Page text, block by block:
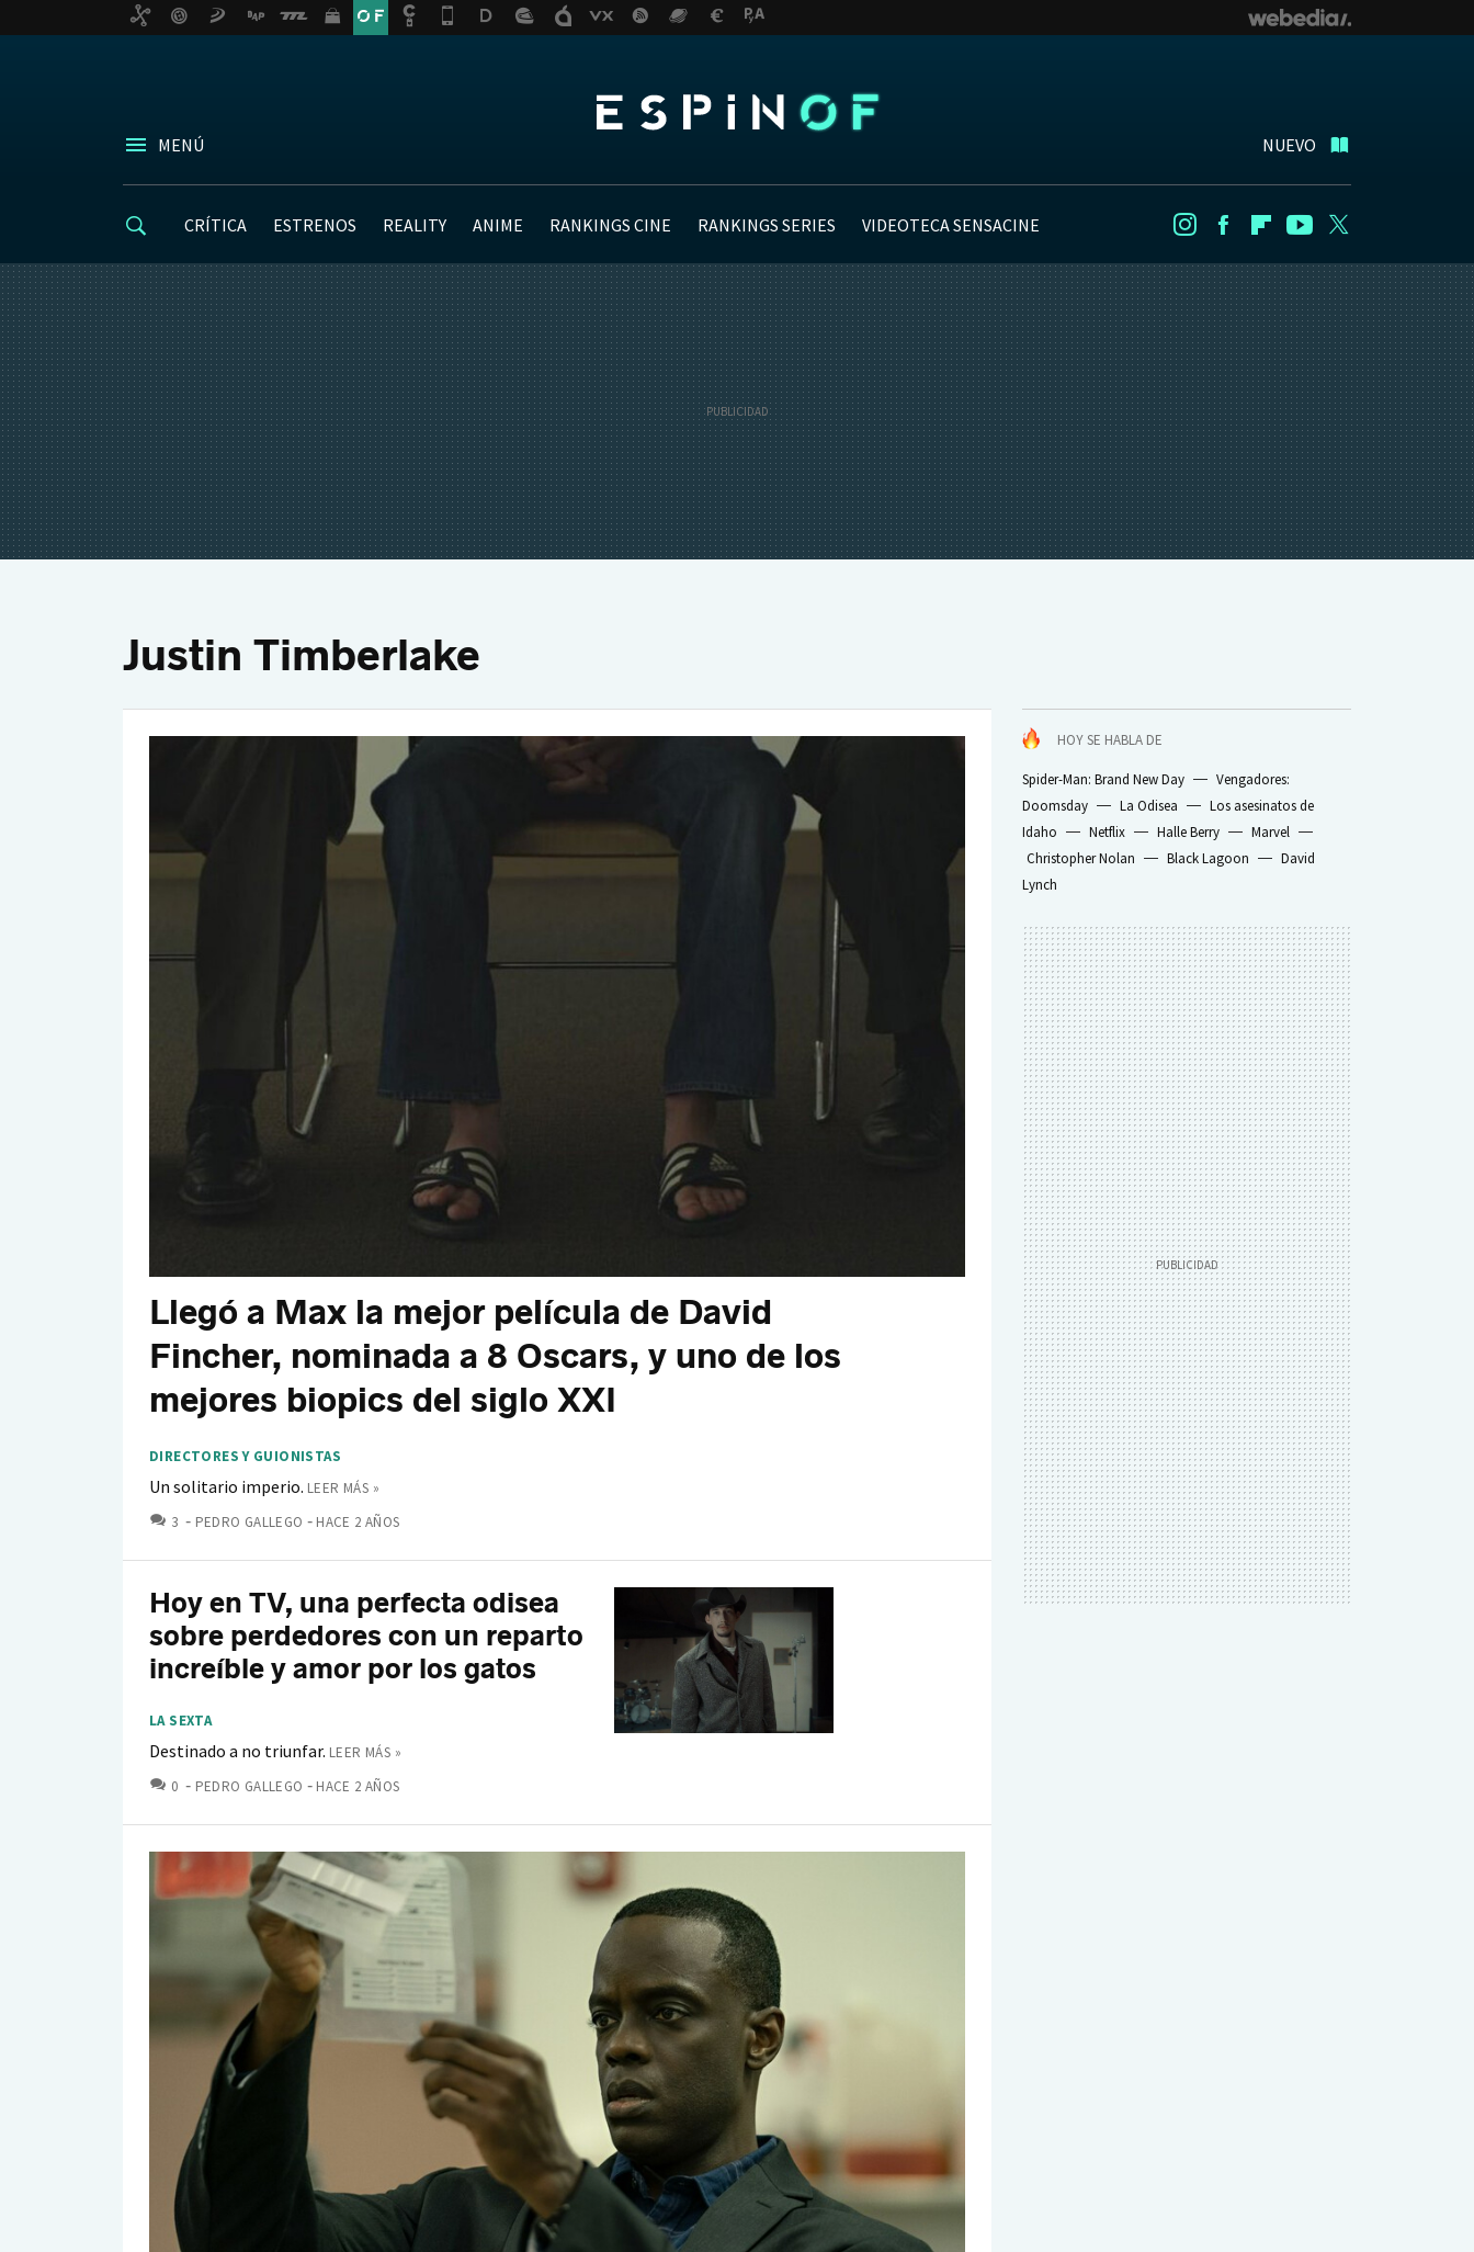
MENÚ NUEVO
CRÍTICA ESTRENOS REALITY ANIME RANKINGS CINE RANKINGS SERIES VIDEOTECA SENSACINE InstagramFacebookFlipboard
Youtube
Justin Timberlake
HOY SE HABLA DE
Spider-Man: Brand New Day
Vengadores:
Doomsday
La Odisea
Los asesinatos de
Idaho
Netflix Halle Berry
Marvel
Christopher Nolan
Black Lagoon
David
Lynch
Llegó a Max la mejor película de David
Fincher, nominada a 8 Oscars, y uno de los
mejores biopics del siglo XXI
DIRECTORES Y GUIONISTAS
Un solitario imperio. LEER MÁS »
3 COMENTARIOS
PEDRO GALLEGO HACE 2 AÑOS
Hoy en TV, una perfecta odisea
sobre perdedores con un reparto
increíble y amor por los gatos
LA SEXTA
Destinado a no triunfar. LEER MÁS »
0 COMENTARIOS
PEDRO GALLEGO HACE 2 AÑOS